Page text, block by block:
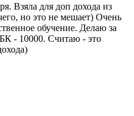
Взяла для доп дохода из
но это не мешает) Очень
обучение. Делаю за
- 10000. Считаю - это